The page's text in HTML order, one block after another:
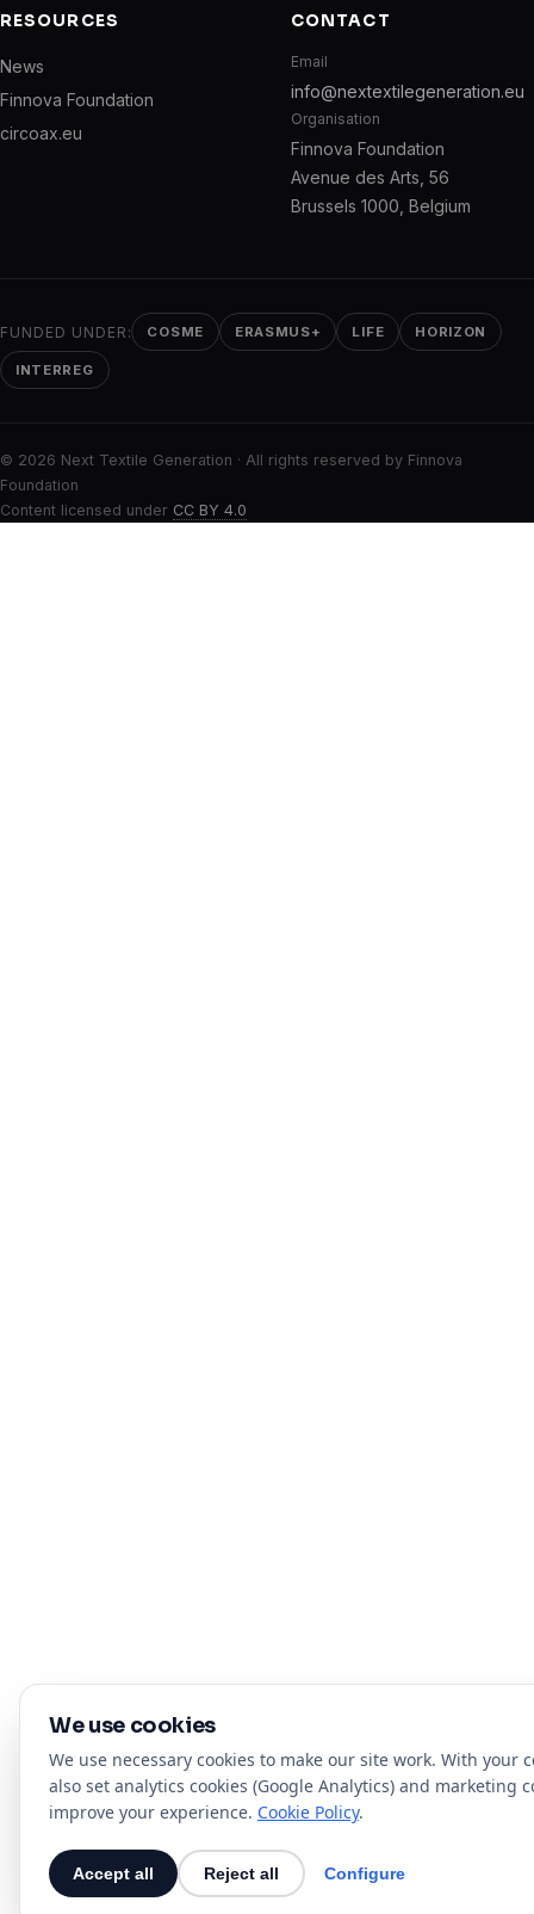
RESOURCES
News
Finnova Foundation
circoax.eu
CONTACT
Email
info@nextextilegeneration.eu
Organisation
Finnova Foundation
Avenue des Arts, 56
Brussels 1000, Belgium
FUNDED UNDER: COSME ERASMUS+ LIFE HORIZON
INTERREG
© 2026 Next Textile Generation · All rights reserved by Finnova
Foundation
Content licensed under CC BY 4.0
We use cookies
We use necessary cookies to make our site work. With your
also set analytics cookies (Google Analytics) and marketing
improve your experience. Cookie Policy.
Accept all Reject all Configure